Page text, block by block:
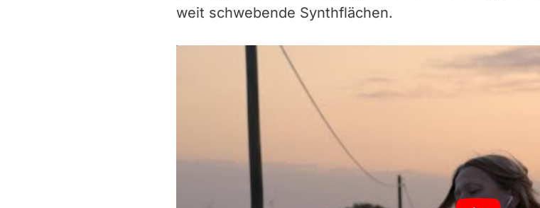
weit schwebende Synthflächen.